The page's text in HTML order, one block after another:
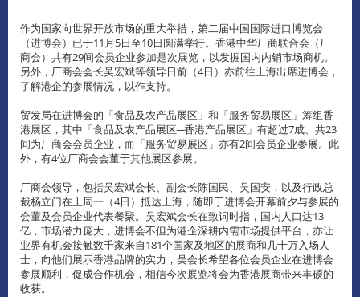
作为国家向世界开放市场的重大举措，第二届中国国际进口博览会
（进博会）已于11月5日至10日圆满举行。香港中华厂商联合会（厂
商会）共有29间会员企业参加是次展览，以发掘国内内销市场商机。
另外，厂商会会长吴宏斌等领导日前（4日）亦前往上海出席进博会，
了解港企的参展情况，以作支持。
贸发局在进博会的「食品及农产品展区」和「服务贸易展区」筹组香
港展区，其中「食品及农产品展区─香港产品展区」有超过7成、共23
间为厂商会会员企业，而「服务贸易展区」亦有2间会员企业参展。此
外，有4位厂商会会董于其他展区参展。
厂商会领导，包括吴宏斌会长、副会长陈国民、吴国安，以及行政总
裁杨立门在上周一（4日）抵达上海，随即于进博会开幕前夕与参展的
会董及会员企业代表餐聚。吴宏斌会长在致词时指，国内人口达13
亿，市场潜力庞大，进博会不但为港企深耕内需市场提供平台，亦让
业界有机会接触数千家来自181个国家及地区的展商和几十万入场人
士，向他们展示香港品牌的实力，吴会长希望各位会员企业在进博会
参展顺利，促成合作机会，相信今次展览将会为香港展商带来丰硕的
收获。